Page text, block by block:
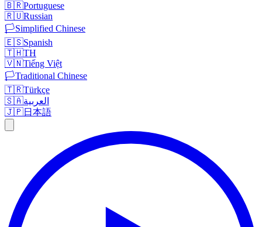
🇧🇷Portuguese
🇷🇺Russian
🏳️Simplified Chinese
🇪🇸Spanish
🇹🇭TH
🇻🇳Tiếng Việt
🏳️Traditional Chinese
🇹🇷Türkçe
🇸🇦العربية
🇯🇵日本語